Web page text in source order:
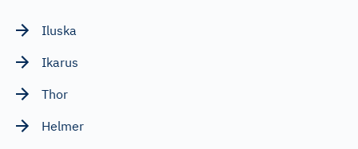
Iluska
Ikarus
Thor
Helmer